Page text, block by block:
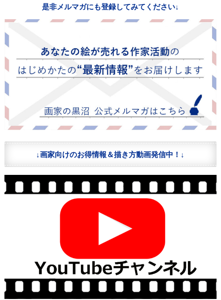
是非メルマガにも登録してみてください↓
↓画家向けのお得情報＆描き方動画発信中！↓